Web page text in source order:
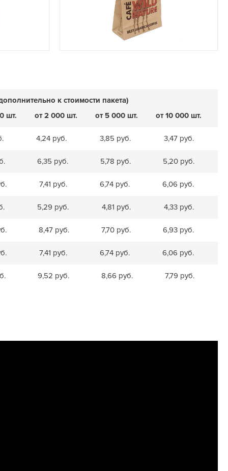
к стоимости пакета)
шт. от 2 000 шт. от 5 000 шт. от 10 000 шт.
4,24 руб. 3,85 руб. 3,47 руб.
6,35 руб. 5,78 руб. 5,20 руб.
7,41 руб. 6,74 руб. 6,06 руб.
5,29 руб. 4,81 руб. 4,33 руб.
8,47 руб. 7,70 руб. 6,93 руб.
7,41 руб. 6,74 руб. 6,06 руб.
9,52 руб. 8,66 руб. 7,79 руб.